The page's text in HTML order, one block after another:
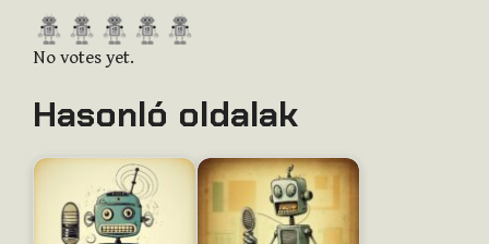
R
a
e
t
h
No votes yet.
Hasonló oldalak